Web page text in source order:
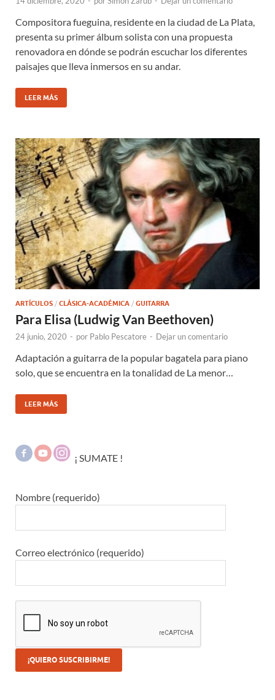
Compositora fueguina, residente en la ciudad de La Plata,
presenta su primer álbum solista con una propuesta
renovadora en dónde se podrán escuchar los diferentes
paisajes que lleva inmersos en su andar.
LEER MÁS
ARTÍCULOS / CLÁSICA-ACADÉMICA / GUITARRA
Para Elisa (Ludwig Van Beethoven)
24 junio, 2020 - por Pablo Pescatore - Dejar un comentario
Adaptación a guitarra de la popular bagatela para piano
solo, que se encuentra en la tonalidad de La menor…
LEER MÁS
¡ SUMATE !
Nombre (requerido)
Correo electrónico (requerido)